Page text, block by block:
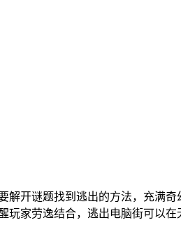
解开谜题找到逃出的方法，充满
玩家劳逸结合，逃出电脑街可以在